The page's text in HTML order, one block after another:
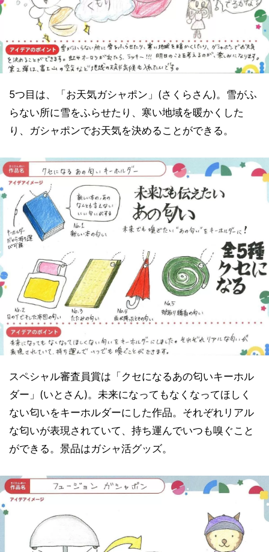
5つ目は、「お天気ガシャポン」(さくらさん)。雪がふ
らない所に雪をふらせたり、寒い地域を暖かくした
り、ガシャポンでお天気を決めることができる。
スペシャル審査員賞は「クセになるあの匂いキーホル
ダー」(いとさん)。未来になってもなくなってほしく
ない匂いをキーホルダーにした作品。それぞれリアル
な匂いが表現されていて、持ち運んでいつも嗅ぐこと
ができる。景品はガシャ活グッズ。